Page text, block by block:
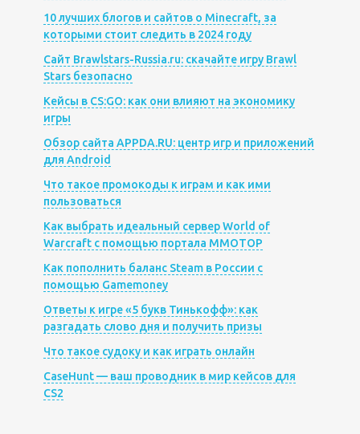
10 лучших блогов и сайтов о Minecraft, за
которыми стоит следить в 2024 году
Сайт Brawlstars-Russia.ru: скачайте игру Brawl
Stars безопасно
Кейсы в CS:GO: как они влияют на экономику
игры
Обзор сайта APPDA.RU: центр игр и приложений
для Android
Что такое промокоды к играм и как ими
пользоваться
Как выбрать идеальный сервер World of
Warcraft с помощью портала MMOTOP
Как пополнить баланс Steam в России с
помощью Gamemoney
Ответы к игре «5 букв Тинькофф»: как
разгадать слово дня и получить призы
Что такое судоку и как играть онлайн
CaseHunt — ваш проводник в мир кейсов для
CS2